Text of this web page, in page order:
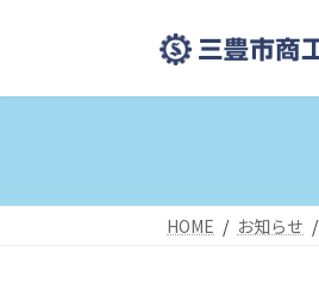
ン
キ
ー
に
HOME お知らせ